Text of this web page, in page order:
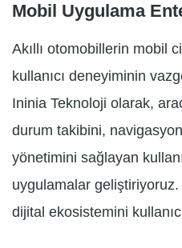
Mobil Uygulama
Akıllı otomobillerin mobil
kullanıcı deneyiminin
Ininia Teknoloji olarak,
durum takibini,
yönetimini sağlayan
uygulamalar
dijital ekosistemini